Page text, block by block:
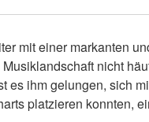
mit einer markanten
nicht
es ihm gelungen, sich
platzieren konnten,